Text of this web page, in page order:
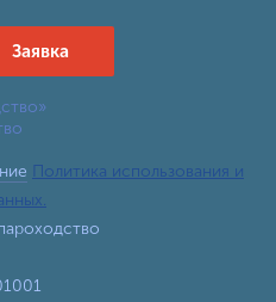
Заявка
Политика использования и